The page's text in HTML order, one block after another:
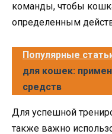
команды, чтобы
определенным
Популярные
для кошек:
средств
Для успешной
также важно